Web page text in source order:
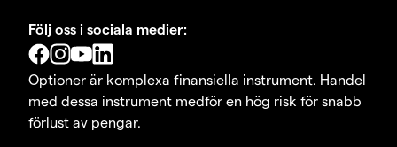
Följ oss i sociala medier:
Optioner är komplexa finansiella instrument. Handel
med dessa instrument medför en hög risk för snabb
förlust av pengar.